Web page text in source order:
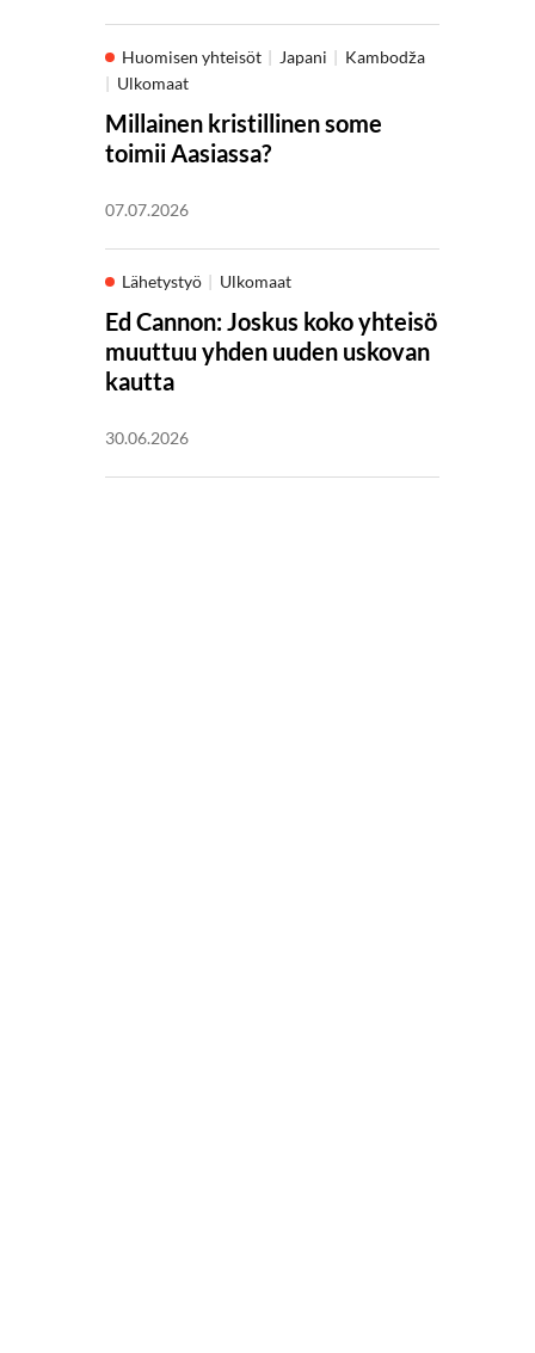
Huomisen yhteisöt Japani
Kambodža
Ulkomaat
Millainen kristillinen some
toimii Aasiassa?
07.07.2026
Lähetystyö Ulkomaat
Ed Cannon: Joskus koko yhteisö
muuttuu yhden uuden uskovan
kautta
30.06.2026